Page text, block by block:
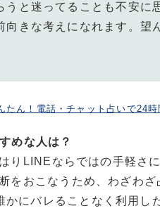
うと迷ってることも不安に
向きな考えになれます。望
たん！電話・チャット占いで24時
めな人は？
りLINEならではの手軽さ
をおこなうため、わざわ
にバレることなく利用し